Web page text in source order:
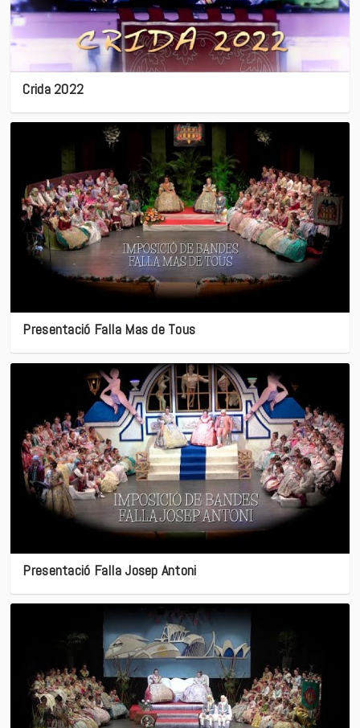
Crida 2022
Presentació Falla Mas de Tous
Presentació Falla Josep Antoni